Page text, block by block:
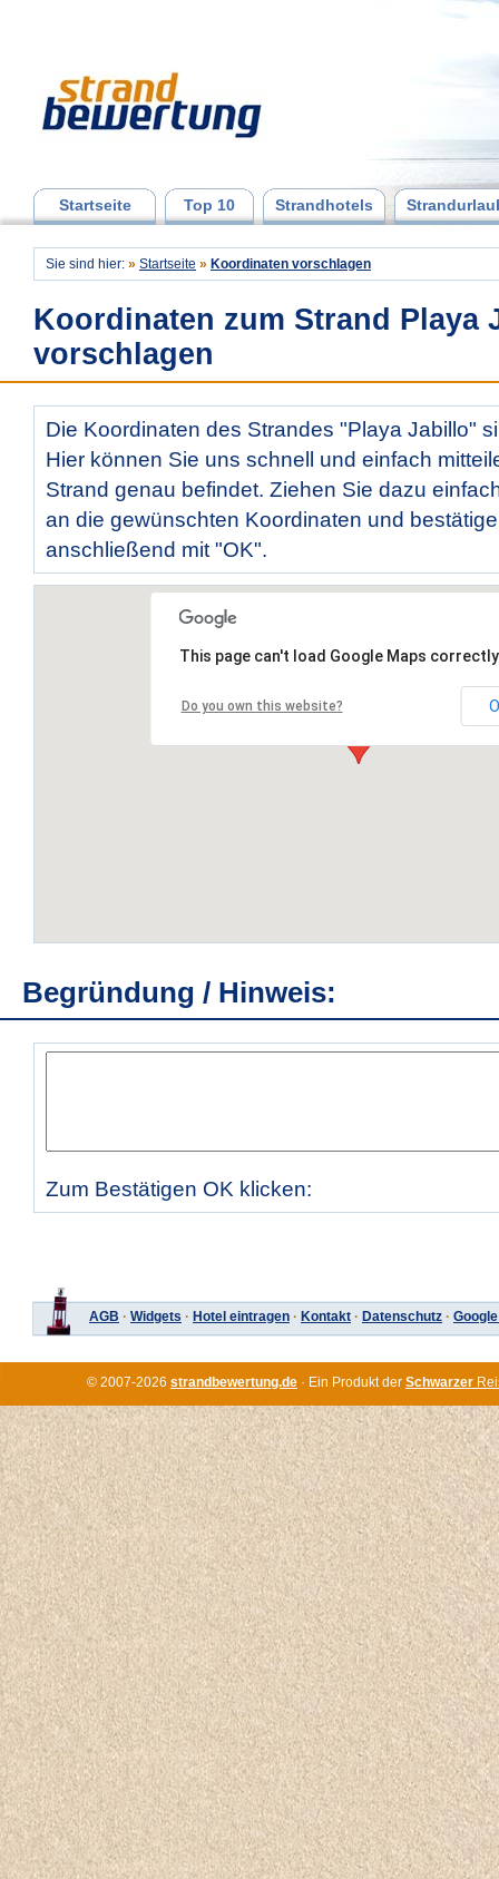
Startseite Top 10 Strandhotels
Sie sind hier: » Startseite » Koordinaten vorschlagen
Koordinaten zum Strand Playa
vorschlagen
Die Koordinaten des Strandes "Playa Jabillo"
Hier können Sie uns schnell und einfach
Strand genau befindet. Ziehen Sie dazu
an die gewünschten Koordinaten und
anschließend mit "OK".
This page can't load Google Maps
Do you own this website?
Begründung / Hinweis:
Zum Bestätigen OK klicken:
AGB · Widgets · Hotel eintragen · Kontakt · Datenschutz ·
© 2007-2026 strandbewertung.de · Ein Produkt der Schwarzer